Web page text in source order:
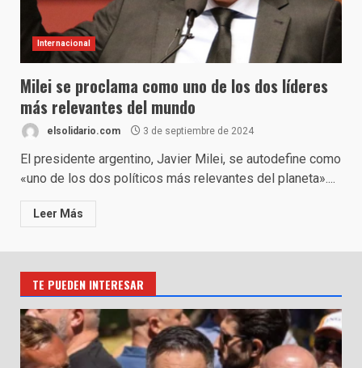
Internacional
Milei se proclama como uno de los dos líderes
más relevantes del mundo
elsolidario.com 3 de septiembre de 2024
El presidente argentino, Javier Milei, se autodefine como
«uno de los dos políticos más relevantes del planeta»....
Leer Más
TE PUEDEN INTERESAR